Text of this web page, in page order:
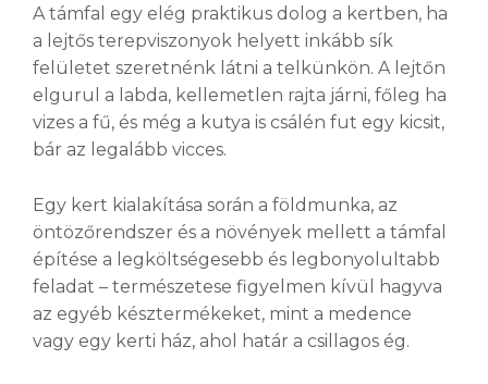
A támfal egy elég praktikus dolog a kertben, ha
a lejtős terepviszonyok helyett inkább sík
felületet szeretnénk látni a telkünkön. A lejtőn
elgurul a labda, kellemetlen rajta járni, főleg ha
vizes a fű, és még a kutya is csálén fut egy kicsit,
bár az legalább vicces.
Egy kert kialakítása során a földmunka, az
öntözőrendszer és a növények mellett a támfal
építése a legköltségesebb és legbonyolultabb
feladat – természetese figyelmen kívül hagyva
az egyéb késztermékeket, mint a medence
vagy egy kerti ház, ahol határ a csillagos ég.